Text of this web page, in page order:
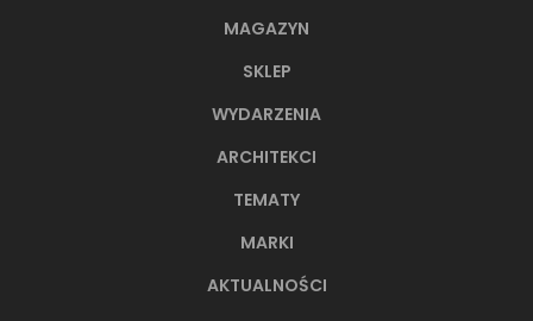
MAGAZYN
SKLEP
WYDARZENIA
ARCHITEKCI
TEMATY
MARKI
AKTUALNOŚCI